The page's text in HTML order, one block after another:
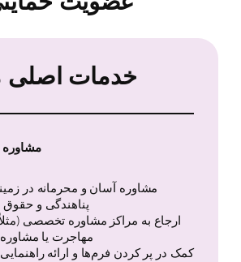
خدمات اصلی
۱.
مشاوره آسان و محرمانه در
پناهندگی و
ارجاع به مراکز مشاوره تخصصی
مهاجرت یا مشاوره
کمک در پر کردن فرم‌ها و ارائه